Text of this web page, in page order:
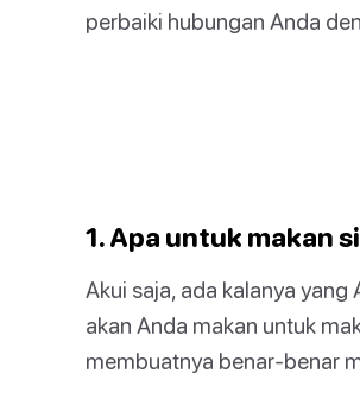
perbaiki hubungan Anda
1. Apa untuk makan
Akui saja, ada kalanya
akan Anda makan untuk
membuatnya benar-benar